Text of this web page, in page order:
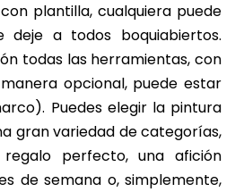
plantilla, cualquiera puede
a todos boquiabiertos.
todas las herramientas, con
opcional, puede estar
Puedes elegir la pintura
gran variedad de categorías,
perfecto, una afición
de semana o, simplemente,